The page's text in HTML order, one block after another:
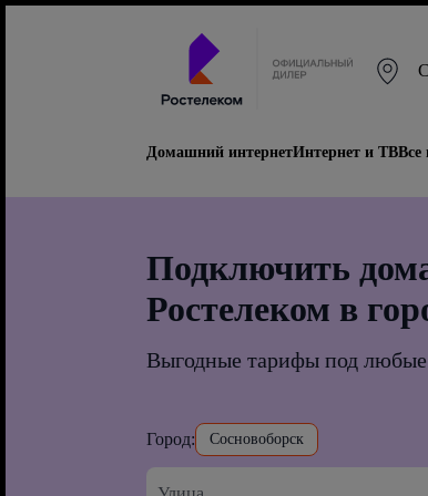
Домашний интернетИнтернет и ТВВсе
Подключить
Ростелеком в
Выгодные тарифы под любые
Город: Сосновоборск